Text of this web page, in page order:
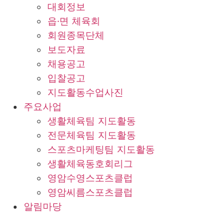
대회정보
읍·면 체육회
회원종목단체
보도자료
채용공고
입찰공고
지도활동수업사진
주요사업
생활체육팀 지도활동
전문체육팀 지도활동
스포츠마케팅팀 지도활동
생활체육동호회리그
영암수영스포츠클럽
영암씨름스포츠클럽
알림마당